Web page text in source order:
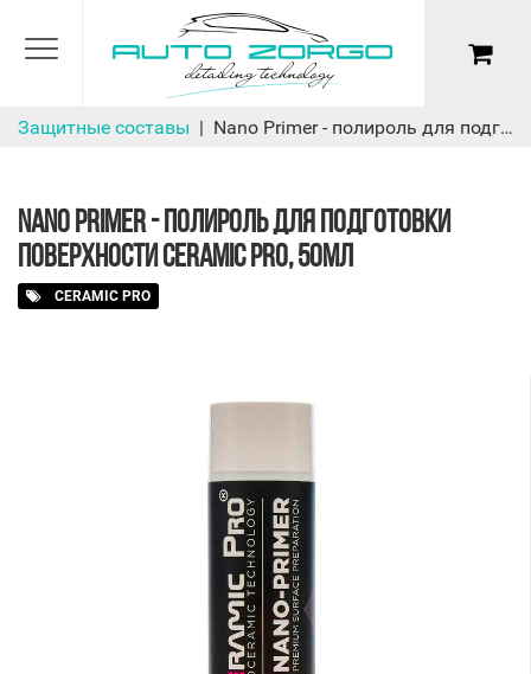
Защитные составы Nano Primer - полироль для подготовки поверхности Ceramic Pro, 50мл
NANO PRIMER - ПОЛИРОЛЬ ДЛЯ ПОДГОТОВКИ
ПОВЕРХНОСТИ CERAMIC PRO, 50МЛ
CERAMIC PRO